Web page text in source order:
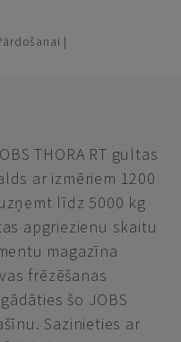
|
THORA RT gultas
ar izmēriem 1200
līdz 5000 kg
apgriezienu skaitu
magazīna
frēzēšanas
šo JOBS
Sazinieties ar